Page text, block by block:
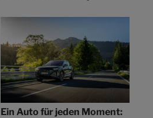
Ein Auto für jeden Moment: